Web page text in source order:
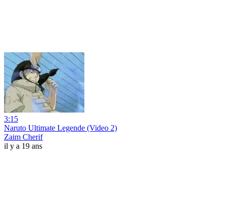
3:15
Naruto Ultimate Legende (Video 2)
Zaim Cherif
il y a 19 ans